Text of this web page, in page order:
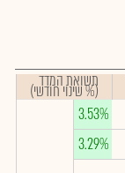
תשואת המדד
(% שינוי חודשי)
3.53%
3.29%